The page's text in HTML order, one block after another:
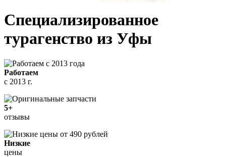
Специализированное
турагенство из Уфы
Работаем
с 2013 г.
5+
отзывы
Низкие
цены